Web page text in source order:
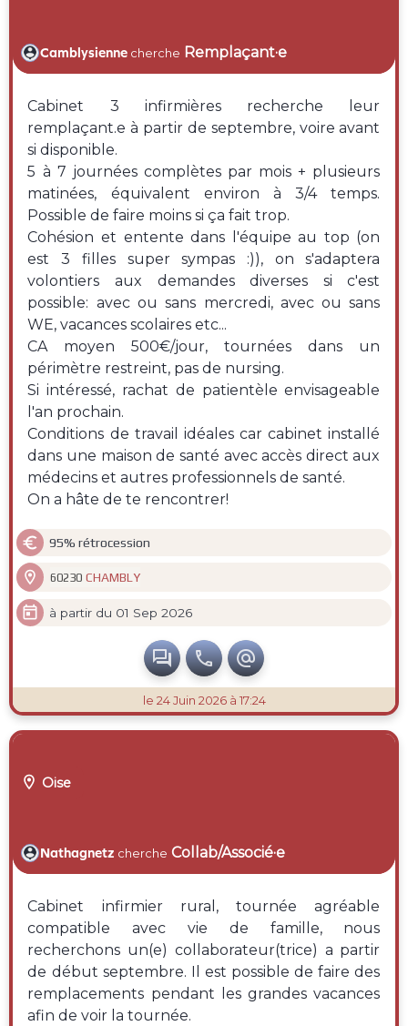
Camblysienne cherche Remplaçant·e
Cabinet 3 infirmières recherche leur
remplaçant.e à partir de septembre, voire avant
si disponible.
5 à 7 journées complètes par mois + plusieurs
matinées, équivalent environ à 3/4 temps.
Possible de faire moins si ça fait trop.
Cohésion et entente dans l'équipe au top (on
est 3 filles super sympas :)), on s'adaptera
volontiers aux demandes diverses si c'est
possible: avec ou sans mercredi, avec ou sans
WE, vacances scolaires etc...
CA moyen 500€/jour, tournées dans un
périmètre restreint, pas de nursing.
Si intéressé, rachat de patientèle envisageable
l'an prochain.
Conditions de travail idéales car cabinet installé
dans une maison de santé avec accès direct aux
médecins et autres professionnels de santé.
On a hâte de te rencontrer!
 95% rétrocession
 60230 CHAMBLY
 à partir du 01 Sep 2026
  
le 24 Juin 2026 à 17:24
 Oise
Nathagnetz cherche Collab/Associé·e
Cabinet infirmier rural, tournée agréable
compatible avec vie de famille, nous
recherchons un(e) collaborateur(trice) a partir
de début septembre. Il est possible de faire des
remplacements pendant les grandes vacances
afin de voir la tournée.